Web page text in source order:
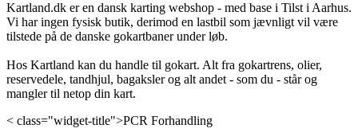
Kartland.dk er en dansk karting webshop - med base i Tilst i Aarhus.
Vi har ingen fysisk butik, derimod en lastbil som jævnligt vil være
tilstede på de danske gokartbaner under løb.
Hos Kartland kan du handle til gokart. Alt fra gokartrens, olier,
reservedele, tandhjul, bagaksler og alt andet - som du - står og
mangler til netop din kart.
< class="widget-title">PCR Forhandling